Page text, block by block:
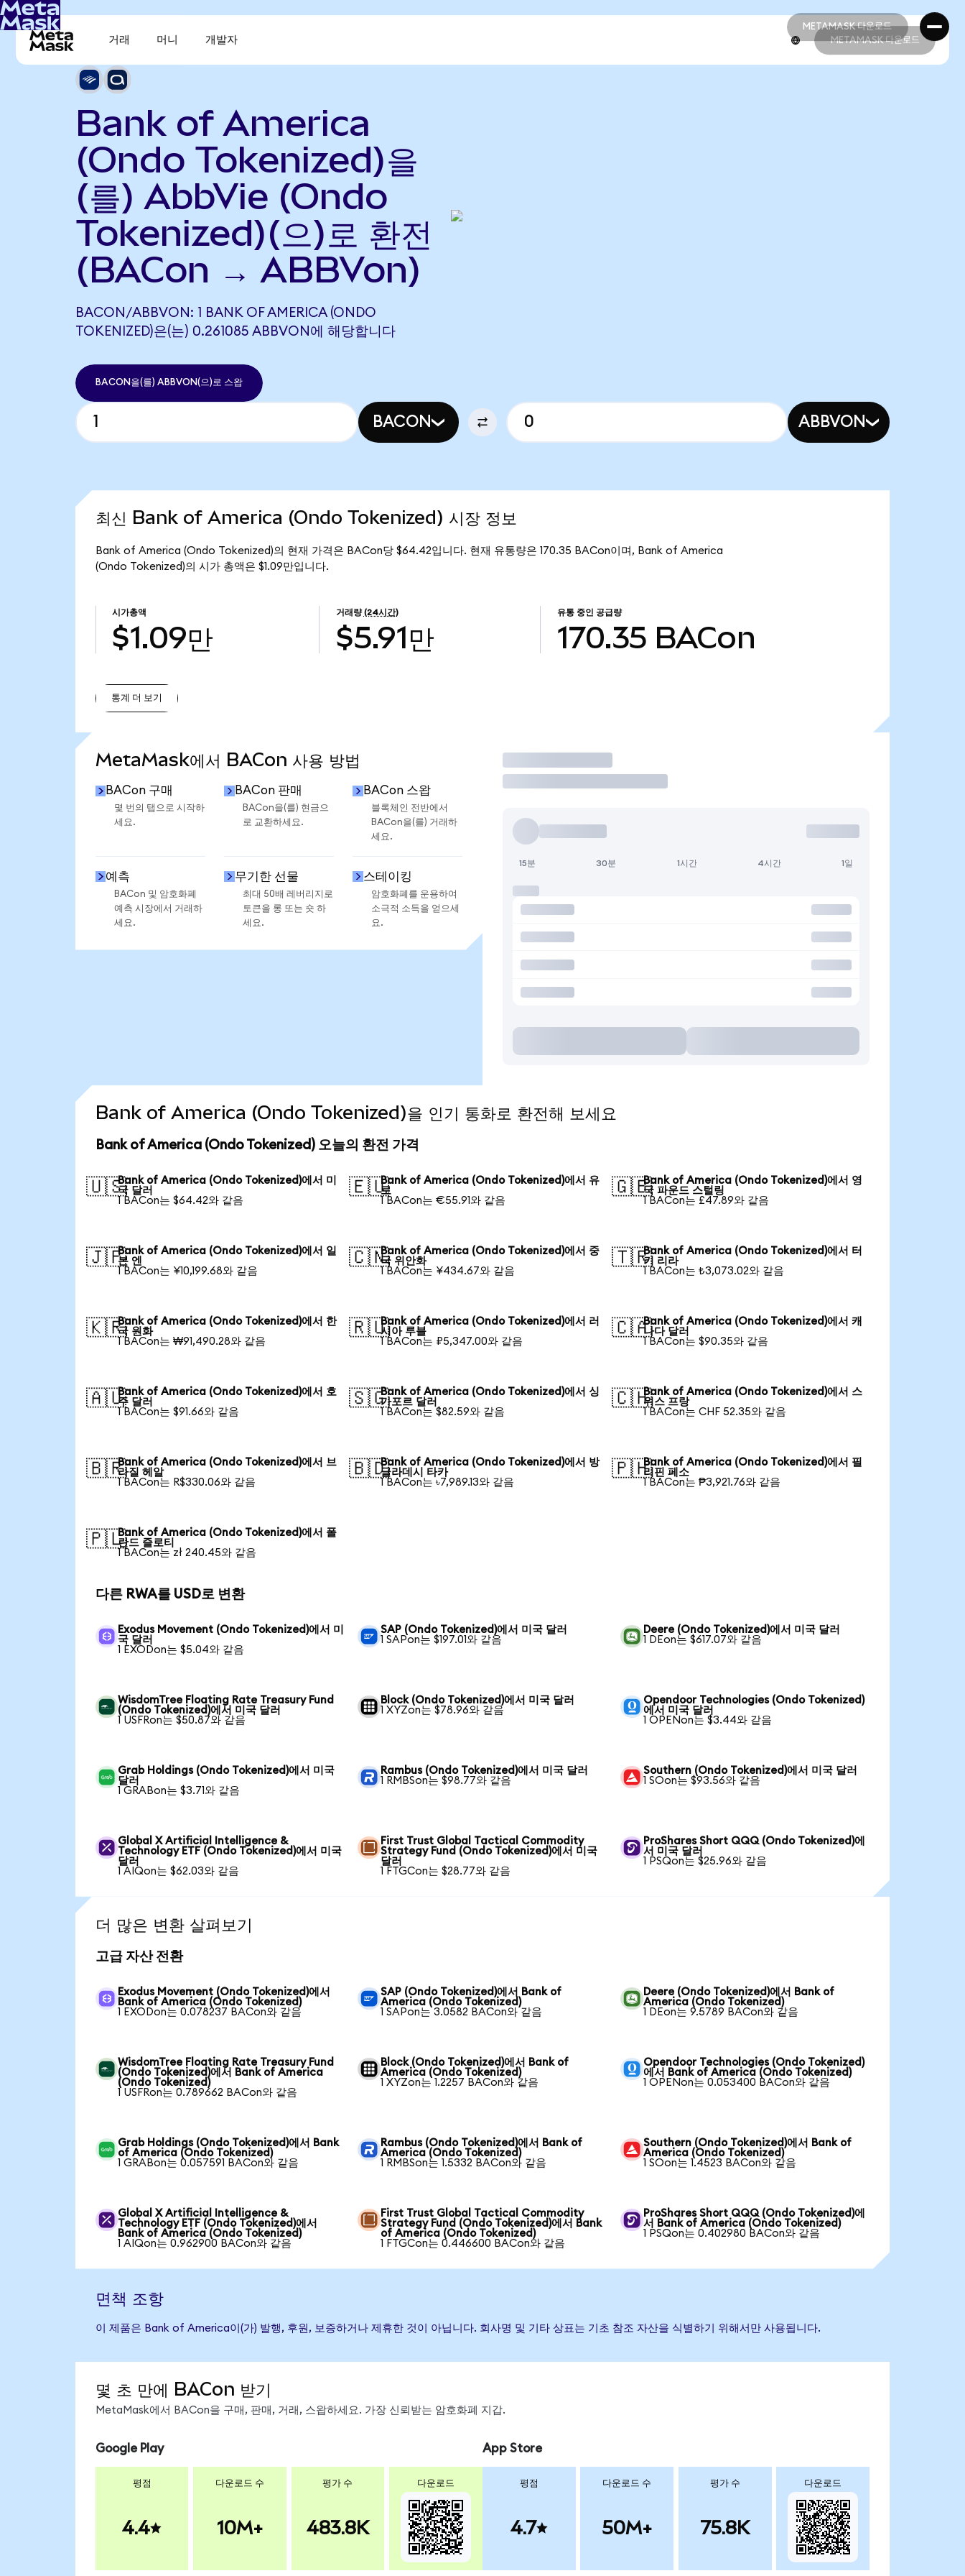
METAMASK 다운로드
METAMASK 다운로드
거래 머니 개발자 METAMASK 다운로드
Bank of America
(Ondo Tokenized)을
(를) AbbVie (Ondo
Tokenized)(으)로 환전
(BACon → ABBVon)
BACON/ABBVON: 1 BANK OF AMERICA (ONDO
TOKENIZED)은(는) 0.261085 ABBVON에 해당합니다
BACON을(를) ABBVON(으)로 스왑
BACON ABBVON
최신 Bank of America (Ondo Tokenized) 시장 정보
Bank of America (Ondo Tokenized)의 현재 가격은 BACon당 $64.42입니다. 현재 유통량은 170.35 BACon이며, Bank of America
(Ondo Tokenized)의 시가 총액은 $1.09만입니다.
시가총액
$1.09만
거래량 (24시간)
$5.91만
유통 중인 공급량
170.35 BACon
통계 더 보기
MetaMask에서 BACon 사용 방법
BACon 구매
몇 번의 탭으로 시작하
세요.
BACon 판매
BACon을(를) 현금으
로 교환하세요.
BACon 스왑
블록체인 전반에서
BACon을(를) 거래하
세요.
예측
BACon 및 암호화폐
예측 시장에서 거래하
세요.
무기한 선물
최대 50배 레버리지로
토큰을 롱 또는 숏 하
세요.
스테이킹
암호화폐를 운용하여
소극적 소득을 얻으세
요.
거래
15분 30분 1시간 4시간 1일
Bank of America (Ondo Tokenized)을 인기 통화로 환전해 보세요
Bank of America (Ondo Tokenized) 오늘의 환전 가격
🇺🇸Bank of America (Ondo Tokenized)에서 미
국 달러
1 BACon는 $64.42와 같음
🇪🇺Bank of America (Ondo Tokenized)에서 유
로
1 BACon는 €55.91와 같음
🇬🇧Bank of America (Ondo Tokenized)에서 영
국 파운드 스털링
1 BACon는 £47.89와 같음
🇯🇵Bank of America (Ondo Tokenized)에서 일
본 엔
1 BACon는 ¥10,199.68와 같음
🇨🇳Bank of America (Ondo Tokenized)에서 중
국 위안화
1 BACon는 ¥434.67와 같음
🇹🇷Bank of America (Ondo Tokenized)에서 터
키 리라
1 BACon는 ₺3,073.02와 같음
🇰🇷Bank of America (Ondo Tokenized)에서 한
국 원화
1 BACon는 ₩91,490.28와 같음
🇷🇺Bank of America (Ondo Tokenized)에서 러
시아 루블
1 BACon는 ₽5,347.00와 같음
🇨🇦Bank of America (Ondo Tokenized)에서 캐
나다 달러
1 BACon는 $90.35와 같음
🇦🇺Bank of America (Ondo Tokenized)에서 호
주 달러
1 BACon는 $91.66와 같음
🇸🇬Bank of America (Ondo Tokenized)에서 싱
가포르 달러
1 BACon는 $82.59와 같음
🇨🇭Bank of America (Ondo Tokenized)에서 스
위스 프랑
1 BACon는 CHF 52.35와 같음
🇧🇷Bank of America (Ondo Tokenized)에서 브
라질 헤알
1 BACon는 R$330.06와 같음
🇧🇩Bank of America (Ondo Tokenized)에서 방
글라데시 타카
1 BACon는 ৳7,989.13와 같음
🇵🇭Bank of America (Ondo Tokenized)에서 필
리핀 페소
1 BACon는 ₱3,921.76와 같음
🇵🇱Bank of America (Ondo Tokenized)에서 폴
란드 즐로티
1 BACon는 zł 240.45와 같음
다른 RWA를 USD로 변환
Exodus Movement (Ondo Tokenized)에서 미
국 달러
1 EXODon는 $5.04와 같음
SAP (Ondo Tokenized)에서 미국 달러
1 SAPon는 $197.01와 같음
Deere (Ondo Tokenized)에서 미국 달러
1 DEon는 $617.07와 같음
WisdomTree Floating Rate Treasury Fund
(Ondo Tokenized)에서 미국 달러
1 USFRon는 $50.87와 같음
Block (Ondo Tokenized)에서 미국 달러
1 XYZon는 $78.96와 같음
Opendoor Technologies (Ondo Tokenized)
에서 미국 달러
1 OPENon는 $3.44와 같음
Grab Holdings (Ondo Tokenized)에서 미국
달러
1 GRABon는 $3.71와 같음
Rambus (Ondo Tokenized)에서 미국 달러
1 RMBSon는 $98.77와 같음
Southern (Ondo Tokenized)에서 미국 달러
1 SOon는 $93.56와 같음
Global X Artificial Intelligence &
Technology ETF (Ondo Tokenized)에서 미국
달러
1 AIQon는 $62.03와 같음
First Trust Global Tactical Commodity
Strategy Fund (Ondo Tokenized)에서 미국
달러
1 FTGCon는 $28.77와 같음
ProShares Short QQQ (Ondo Tokenized)에
서 미국 달러
1 PSQon는 $25.96와 같음
더 많은 변환 살펴보기
고급 자산 전환
Exodus Movement (Ondo Tokenized)에서
Bank of America (Ondo Tokenized)
1 EXODon는 0.078237 BACon와 같음
SAP (Ondo Tokenized)에서 Bank of
America (Ondo Tokenized)
1 SAPon는 3.0582 BACon와 같음
Deere (Ondo Tokenized)에서 Bank of
America (Ondo Tokenized)
1 DEon는 9.5789 BACon와 같음
WisdomTree Floating Rate Treasury Fund
(Ondo Tokenized)에서 Bank of America
(Ondo Tokenized)
1 USFRon는 0.789662 BACon와 같음
Block (Ondo Tokenized)에서 Bank of
America (Ondo Tokenized)
1 XYZon는 1.2257 BACon와 같음
Opendoor Technologies (Ondo Tokenized)
에서 Bank of America (Ondo Tokenized)
1 OPENon는 0.053400 BACon와 같음
Grab Holdings (Ondo Tokenized)에서 Bank
of America (Ondo Tokenized)
1 GRABon는 0.057591 BACon와 같음
Rambus (Ondo Tokenized)에서 Bank of
America (Ondo Tokenized)
1 RMBSon는 1.5332 BACon와 같음
Southern (Ondo Tokenized)에서 Bank of
America (Ondo Tokenized)
1 SOon는 1.4523 BACon와 같음
Global X Artificial Intelligence &
Technology ETF (Ondo Tokenized)에서
Bank of America (Ondo Tokenized)
1 AIQon는 0.962900 BACon와 같음
First Trust Global Tactical Commodity
Strategy Fund (Ondo Tokenized)에서 Bank
of America (Ondo Tokenized)
1 FTGCon는 0.446600 BACon와 같음
ProShares Short QQQ (Ondo Tokenized)에
서 Bank of America (Ondo Tokenized)
1 PSQon는 0.402980 BACon와 같음
면책 조항
이 제품은 Bank of America이(가) 발행, 후원, 보증하거나 제휴한 것이 아닙니다. 회사명 및 기타 상표는 기초 참조 자산을 식별하기 위해서만 사용됩니다.
몇 초 만에 BACon 받기
MetaMask에서 BACon을 구매, 판매, 거래, 스왑하세요. 가장 신뢰받는 암호화폐 지갑.
Google Play
평점
4.4
다운로드 수
10M+
평가 수
483.8K
다운로드
App Store
평점
4.7
다운로드 수
50M+
평가 수
75.8K
다운로드